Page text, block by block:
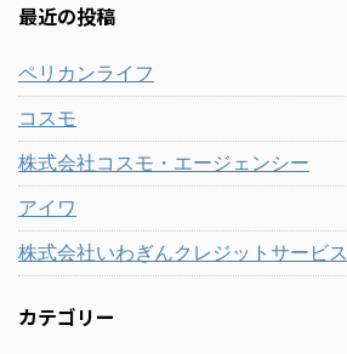
最近の投稿
ペリカンライフ
コスモ
株式会社コスモ・エージェンシー
アイワ
株式会社いわぎんクレジットサービス
カテゴリー